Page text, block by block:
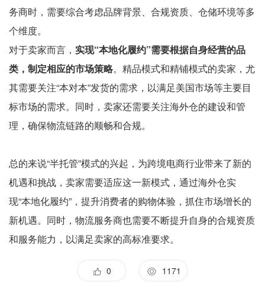
务商时，需要综合考虑品牌背景、合规资质、仓储环境等多
个维度。
对于卖家而言， 实现“本地化履约”需要根据自身经营的品
类，制定相应的市场策略。精品模式和精铺模式的卖家，尤
其需要关注“本对本”发货的需求，以满足美国市场等主要目
标市场的需求。同时，卖家还需要关注海外仓的建设和管
理，确保物流链路的顺畅和合规。
总的来说“半托管”模式的兴起，为跨境电商行业带来了新的
机遇和挑战，卖家需要适应这一新模式，通过海外仓实
现“本地化履约”，提升消费者的购物体验，抓住市场增长的
新机遇。同时，物流服务商也需要不断提升自身的合规资质
和服务能力，以满足卖家的高标准要求。
0 1171